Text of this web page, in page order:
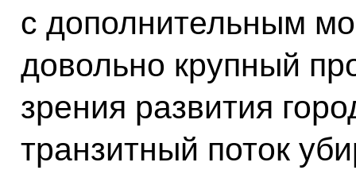
с дополнительным
довольно крупный
зрения развития
транзитный поток